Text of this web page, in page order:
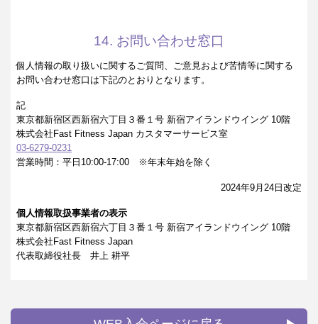
14. お問い合わせ窓口
個人情報の取り扱いに関するご質問、ご意見および苦情等に関する
お問い合わせ窓口は下記のとおりとなります。
記
東京都新宿区西新宿六丁目３番１号 新宿アイランドウイング 10階
株式会社Fast Fitness Japan カスタマーサービス室
03-6279-0231
営業時間：平日10:00-17:00 ※年末年始を除く
2024年9月24日改定
個人情報取扱事業者の表示
東京都新宿区西新宿六丁目３番１号 新宿アイランドウイング 10階
株式会社Fast Fitness Japan
代表取締役社長 井上 耕平